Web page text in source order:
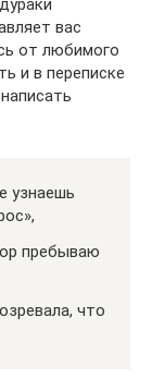
вас
от любимого
и в переписке
узнаешь
пребываю
что